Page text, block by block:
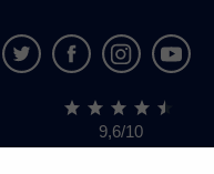
9,6/10
1.339.284